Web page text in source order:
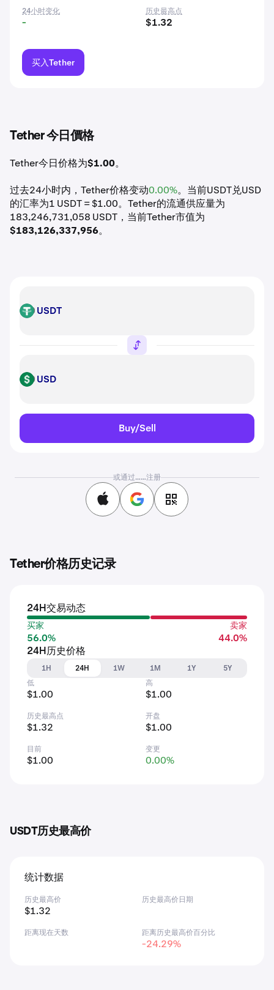
24小时变化
-
历史最高点
$1.32
买入Tether
Tether 今日價格
Tether今日价格为$1.00。
过去24小时内，Tether价格变动0.00%。当前USDT兑USD
的汇率为1 USDT = $1.00。Tether的流通供应量为
183,246,731,058 USDT，当前Tether市值为
$183,126,337,956。
USDT USDT
USD USD
Buy/Sell
或通过……注册
Tether价格历史记录
24H交易动态
买家
56.0%
卖家
44.0%
24H历史价格
1H
24H 1W 1M 1Y
5Y
低
$1.00
高
$1.00
历史最高点
$1.32
开盘
$1.00
目前
$1.00
变更
0.00%
USDT历史最高价
统计数据
历史最高价
$1.32
历史最高价日期
距离现在天数 距离历史最高价百分比
-24.29%